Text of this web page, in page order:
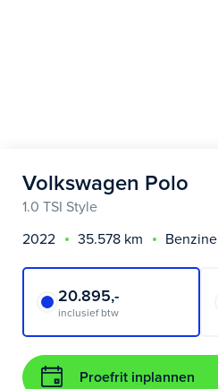
Volkswagen Polo
1.0 TSI Style
2022
35.578 km Benzine
20.895,-
inclusief btw
Proefrit inplannen